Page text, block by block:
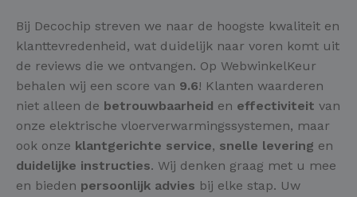
Bij Decochip streven we naar de hoogste kwaliteit en
klanttevredenheid, wat duidelijk naar voren komt uit
de reviews die we ontvangen. Op WebwinkelKeur
behalen wij een score van 9.6! Klanten waarderen
niet alleen de betrouwbaarheid en effectiviteit van
onze elektrische vloerverwarmingssystemen, maar
ook onze klantgerichte service, snelle levering en
duidelijke instructies. Wij denken graag met u mee
en bieden persoonlijk advies bij elke stap. Uw